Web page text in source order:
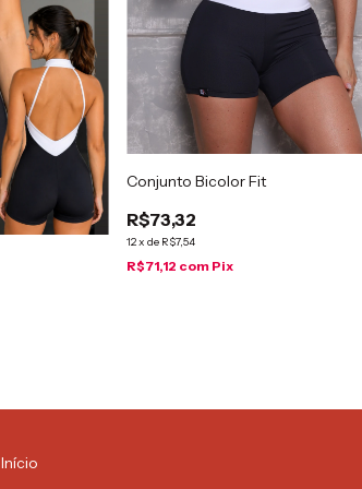
Conjunto Bicolor Fit
R$73,32
12x de R$7,54
R$71,12 com Pix
Início